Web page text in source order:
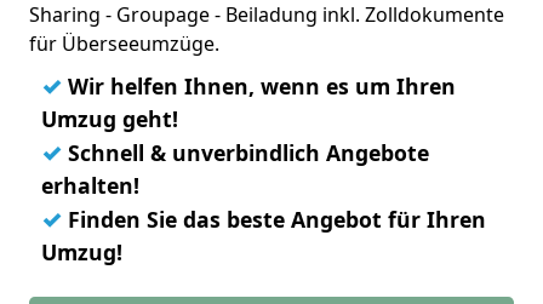
Sharing - Groupage - Beiladung inkl. Zolldokumente
für Überseeumzüge.
✓ Wir helfen Ihnen, wenn es um Ihren
Umzug geht!
✓ Schnell & unverbindlich Angebote
erhalten!
✓ Finden Sie das beste Angebot für Ihren
Umzug!